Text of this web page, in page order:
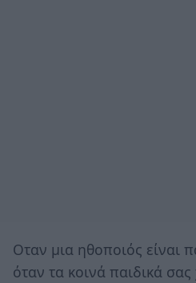
Οταν μια ηθοποιός είναι
όταν τα κοινά παιδικά